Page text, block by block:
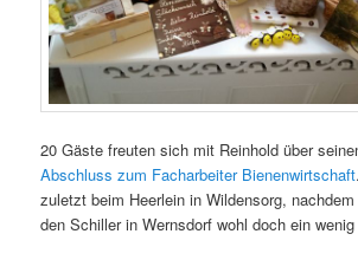
20 Gäste freuten sich mit Reinhold über
Abschluss zum Facharbeiter Bienenwirtschaft
zuletzt beim Heerlein in Wildensorg,
den Schiller in Wernsdorf wohl doch ein